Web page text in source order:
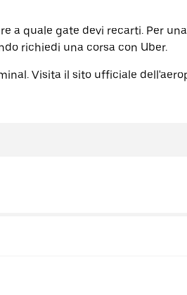
a quale gate devi recarti. Per
richiedi una corsa con Uber.
Visita il sito ufficiale